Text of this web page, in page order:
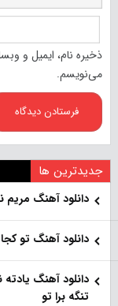
ذخیره نام، ایمیل و
می‌نویسم.
جدیدترین ها
دانلود آهنگ
دانلود آهنگ تو
دانلود آهنگ
تنگه برا تو